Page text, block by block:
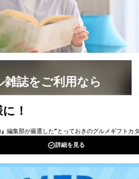
一部として個人情報の取扱いを委
合、その業務に必要な範囲で委託・提
報を開示することがあります。
は具体的には以下のような企業です
ません。
タマーサポート支援会社 、クレジッ
などの決済代行・料金回収会社、広
社、出版物発売元、卸売会社、販売
供給者、梱包会社、配送会社、新聞
の「開示」「訂正」等の請求につ
開示対象個人情報について利用目的
場合には、遅滞なくこれに応じま
～④のいずれかに該当する場合は、
なうことはできません。そのとき
雑誌をご利用なら
が無料で読み放題！
DOWNLOAD FOR IOS
FOR ANDROID